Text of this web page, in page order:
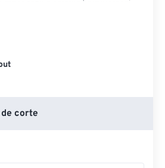
corte